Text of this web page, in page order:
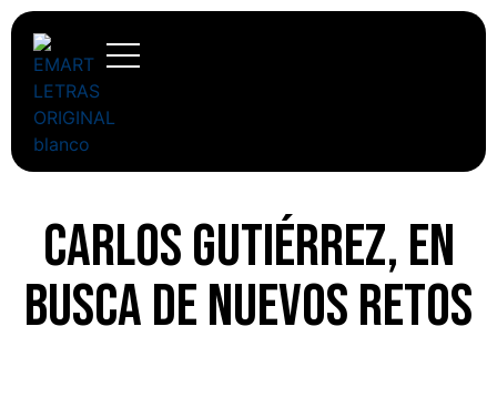
Carlos Gutiérrez, en
busca de nuevos retos